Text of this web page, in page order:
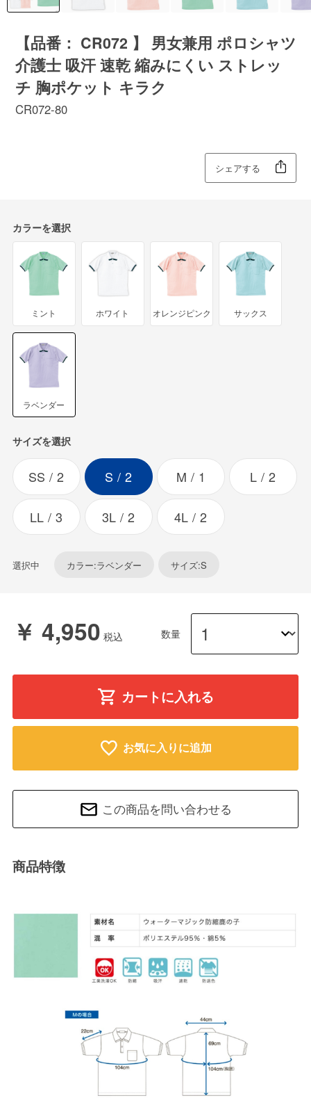
【品番： CR072 】 男女兼用 ポロシャツ
介護士 吸汗 速乾 縮みにくい ストレッ
チ 胸ポケット キラク
CR072-80
シェアする
カラーを選択
ミント ホワイト オレンジピンク サックス
ラベンダー
サイズを選択
SS 2 S 2 M 1 L 2
LL 3 3L 2 4L 2
選択中 カラー:ラベンダー サイズ:S
￥ 4,950 数量
カートに入れる
お気に入りに追加
この商品を問い合わせる
商品特徴